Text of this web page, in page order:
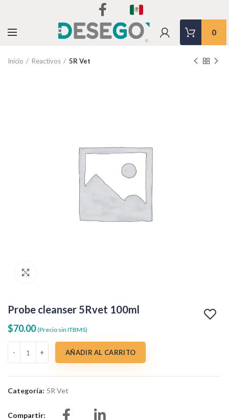
0
Inicio Reactivos 5R Vet
Probe cleanser 5Rvet 100ml
$70.00 (Precio sin ITBMS)
Probe cleanser 5Rvet 100ml cantidad
AÑADIR AL CARRITO
Categoría: 5R Vet
Compartir